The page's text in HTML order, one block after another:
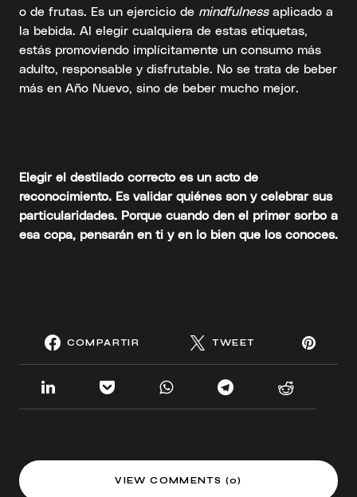
o de frutas. Es un ejercicio de mindfulnessaplicado a
la bebida. Al elegir cualquiera de estas etiquetas,
estás promoviendo implícitamente un consumo más
adulto, responsable y disfrutable. No se trata de beber
más en Año Nuevo, sino de beber mucho mejor.
Elegir el destilado correcto es un acto de
reconocimiento. Es validar quiénes son y celebrar sus
particularidades. Porque cuando den el primer sorbo a
esa copa, pensarán en ti y en lo bien que los conoces.
COMPARTIR TWEET
VIEW COMMENTS (0)